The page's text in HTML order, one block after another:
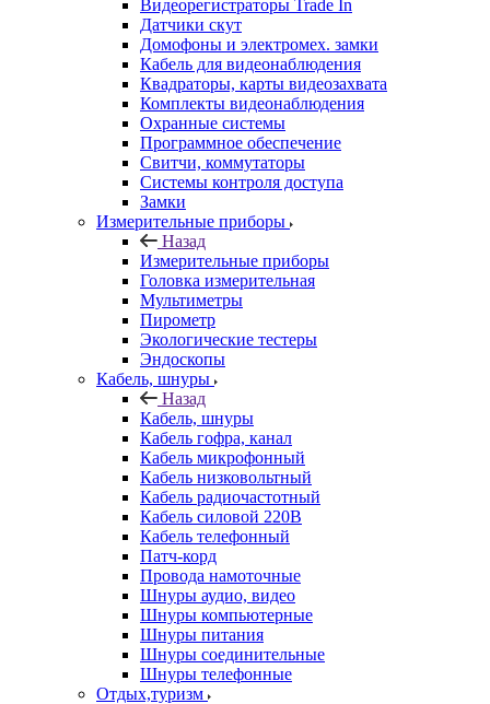
Видеорегистраторы Trade In
Датчики скут
Домофоны и электромех. замки
Кабель для видеонаблюдения
Квадраторы, карты видеозахвата
Комплекты видеонаблюдения
Охранные системы
Программное обеспечение
Свитчи, коммутаторы
Системы контроля доступа
Замки
Измерительные приборы
Назад
Измерительные приборы
Головка измерительная
Мультиметры
Пирометр
Экологические тестеры
Эндоскопы
Кабель, шнуры
Назад
Кабель, шнуры
Кабель гофра, канал
Кабель микрофонный
Кабель низковольтный
Кабель радиочастотный
Кабель силовой 220В
Кабель телефонный
Патч-корд
Провода намоточные
Шнуры аудио, видео
Шнуры компьютерные
Шнуры питания
Шнуры соединительные
Шнуры телефонные
Отдых,туризм